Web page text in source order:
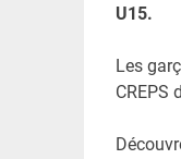
U15.
Les
CREPS